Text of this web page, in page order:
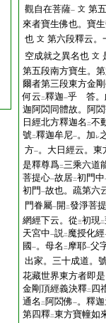
觀自在菩薩一 文 第
來者寶生佛也。寶
也 文 第六段釋云。
空成就之異名也 文
第五段南方寶生。
爾者第三段東方金
何云 二釋迦一乎 答。
迦阿閦同體故。阿
日經北方釋迦名 二不
號二釋迦牟尼一。加 レ
方一。大日經云。東
是釋尊爲二三乘六道
菩提心一故居二初門中
初門 一故也。疏第六
門眷屬一開 二發淨菩
網經下云。從三初現二
天宮中一説二 魔授化經
國 一。母名 二 摩耶一父
出家。三十成道。
花藏世界東方者即
金剛頂經義決釋二 四
通名 二 阿閦佛一。釋
第四釋二東方寶幢如